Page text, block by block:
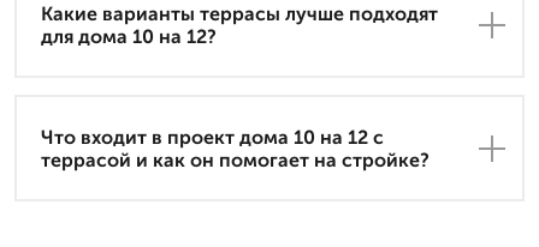
Какие варианты террасы лучше подходят
для дома 10 на 12?
Что входит в проект дома 10 на 12 с
террасой и как он помогает на стройке?